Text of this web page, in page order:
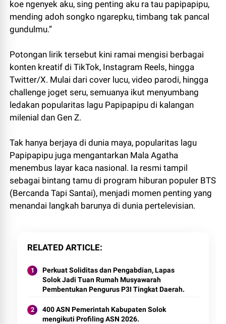
koe ngenyek aku, sing penting aku ra tau papipapipu,
mending adoh songko ngarepku, timbang tak pancal
gundulmu.”
Potongan lirik tersebut kini ramai mengisi berbagai
konten kreatif di TikTok, Instagram Reels, hingga
Twitter/X. Mulai dari cover lucu, video parodi, hingga
challenge joget seru, semuanya ikut menyumbang
ledakan popularitas lagu Papipapipu di kalangan
milenial dan Gen Z.
Tak hanya berjaya di dunia maya, popularitas lagu
Papipapipu juga mengantarkan Mala Agatha
menembus layar kaca nasional. Ia resmi tampil
sebagai bintang tamu di program hiburan populer BTS
(Bercanda Tapi Santai), menjadi momen penting yang
menandai langkah barunya di dunia pertelevisian.
RELATED ARTICLE
Perkuat Soliditas dan Pengabdian, Lapas
Solok Jadi Tuan Rumah Musyawarah
Pembentukan Pengurus P3I Tingkat Daerah.
400 ASN Pemerintah Kabupaten Solok
mengikuti Profiling ASN 2026.